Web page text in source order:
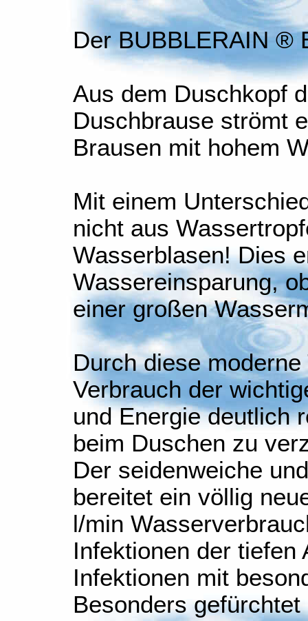
Der BUBBLERAIN ®
Aus dem Duschkopf
Duschbrause strömt
Brausen mit hohem
Mit einem
nicht aus
Wasserblasen! Dies
Wassereinsparung,
einer großen
Durch diese
Verbrauch der
und Energie deutlich
beim Duschen zu
Der seidenweiche
bereitet ein völlig
l/min
Infektionen der tiefen
Infektionen mit
Besonders